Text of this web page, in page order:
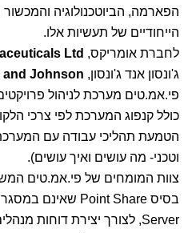
הפארמה, הביוטכנולוגיה
הייחודיים של תעשיות אלו.
לחברת אומריקס, Ltd
ג'ונסון אנד ג'ונסון, Johnson
כולל קנפוג המערכת לפי צרכי
הטמעת תהליכי עבודה עם
וטכני- מה עושים ואיך עושים).
צוות המומחים של פי.אמ.טים
Server, לצורך יצירת דוחות מנהלים,